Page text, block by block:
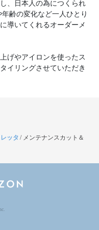
、日本人の為につくられ
齢の変化など一人ひとり
導いてくれるオーダーメ
げやアイロンを使ったス
イリングさせていただき
ッタ / メンテナンスカット＆